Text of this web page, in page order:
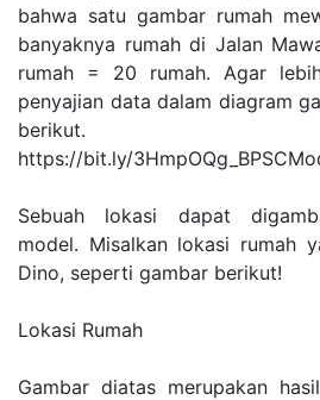
bahwa satu gambar rumah
banyaknya rumah di Jalan
rumah = 20 rumah. Agar
penyajian data dalam diagram
berikut.
https://bit.ly/
Sebuah lokasi dapat
model. Misalkan lokasi rumah
Dino, seperti gambar berikut!
Lokasi Rumah
Gambar diatas merupakan